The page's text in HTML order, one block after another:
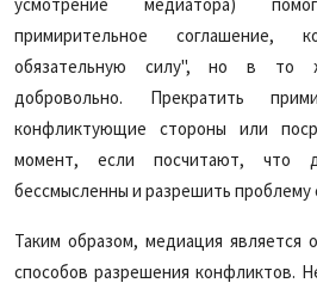
примирительное соглашение,
обязательную силу", но в то
добровольно. Прекратить
конфликтующие стороны или
момент, если посчитают, что
бессмысленны и разрешить проблему
Таким образом, медиация является
способов разрешения конфликтов.